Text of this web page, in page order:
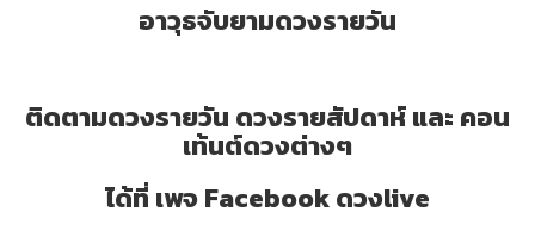
อาวุธจับยามดวงรายวัน
ติดตามดวงรายวัน ดวงรายสัปดาห์ และ คอน
เท้นต์ดวงต่างๆ
ได้ที่ เพจ Facebook ดวงlive